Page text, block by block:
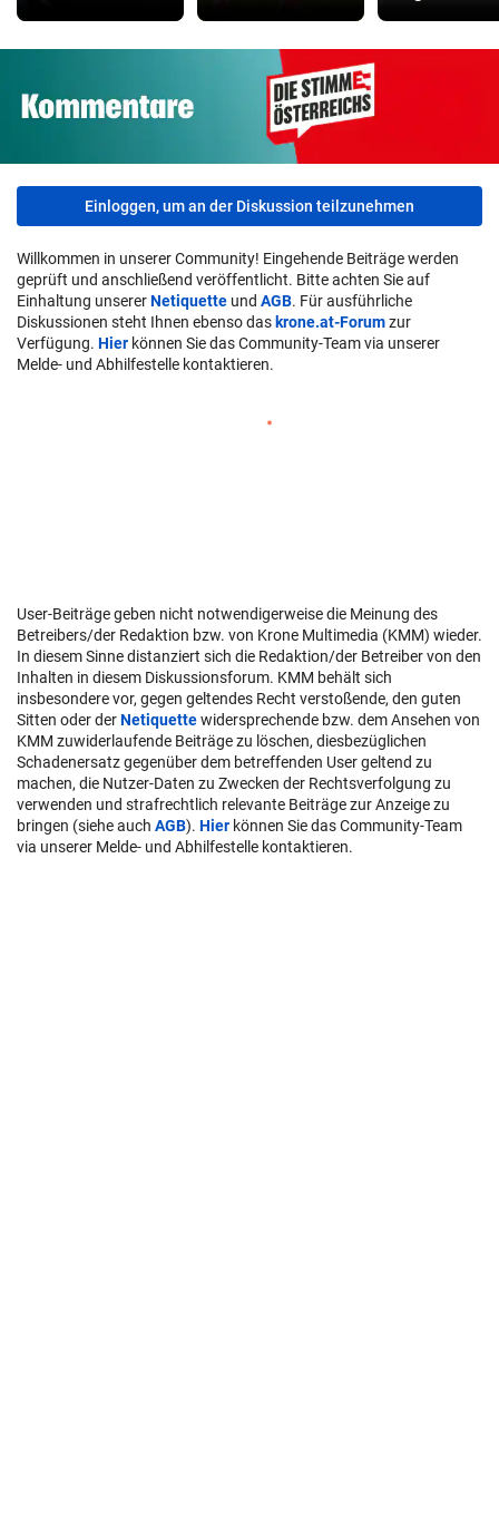
Einloggen, um an der Diskussion teilzunehmen
Willkommen in unserer Community! Eingehende Beiträge werden
geprüft und anschließend veröffentlicht. Bitte achten Sie auf
Einhaltung unsererNetiquette und AGB. Für ausführliche
Diskussionen steht Ihnen ebenso das krone.at-Forumzur
Verfügung. Hier können Sie das Community-Team via unserer
Melde- und Abhilfestelle kontaktieren.
User-Beiträge geben nicht notwendigerweise die Meinung des
Betreibers/der Redaktion bzw. von Krone Multimedia (KMM) wieder.
In diesem Sinne distanziert sich die Redaktion/der Betreiber von den
Inhalten in diesem Diskussionsforum. KMM behält sich
insbesondere vor, gegen geltendes Recht verstoßende, den guten
Sitten oder derNetiquettewidersprechende bzw. dem Ansehen von
KMM zuwiderlaufende Beiträge zu löschen, diesbezüglichen
Schadenersatz gegenüber dem betreffenden User geltend zu
machen, die Nutzer-Daten zu Zwecken der Rechtsverfolgung zu
verwenden und strafrechtlich relevante Beiträge zur Anzeige zu
bringen (siehe auch AGB). Hier können Sie das Community-Team
via unserer Melde- und Abhilfestelle kontaktieren.